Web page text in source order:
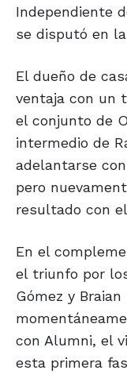
Independiente
se disputó en
El dueño de
ventaja con un
el conjunto de
intermedio de
adelantarse
pero
resultado con
En el
el triunfo por
Gómez y
con Alumni, el
esta primera